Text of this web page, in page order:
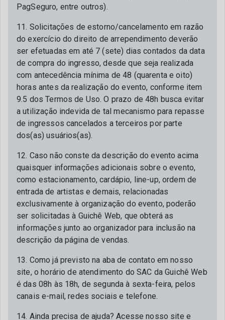
PagSeguro, entre outros).
11. Solicitações de estorno/cancelamento em razão
do exercício do direito de arrependimento deverão
ser efetuadas em até 7 (sete) dias contados da data
de compra do ingresso, desde que seja realizada
com antecedência mínima de 48 (quarenta e oito)
horas antes da realização do evento, conforme item
9.5 dos Termos de Uso. O prazo de 48h busca evitar
a utilização indevida de tal mecanismo para repasse
de ingressos cancelados a terceiros por parte
dos(as) usuários(as).
12. Caso não conste da descrição do evento acima
quaisquer informações adicionais sobre o evento,
como estacionamento, cardápio, line-up, ordem de
entrada de artistas e demais, relacionadas
exclusivamente à organização do evento, poderão
ser solicitadas à Guichê Web, que obterá as
informações junto ao organizador para inclusão na
descrição da página de vendas.
13. Como já previsto na aba de contato em nosso
site, o horário de atendimento do SAC da Guichê Web
é das 08h às 18h, de segunda à sexta-feira, pelos
canais e-mail, redes sociais e telefone.
14. Ainda precisa de ajuda? Acesse nosso site e